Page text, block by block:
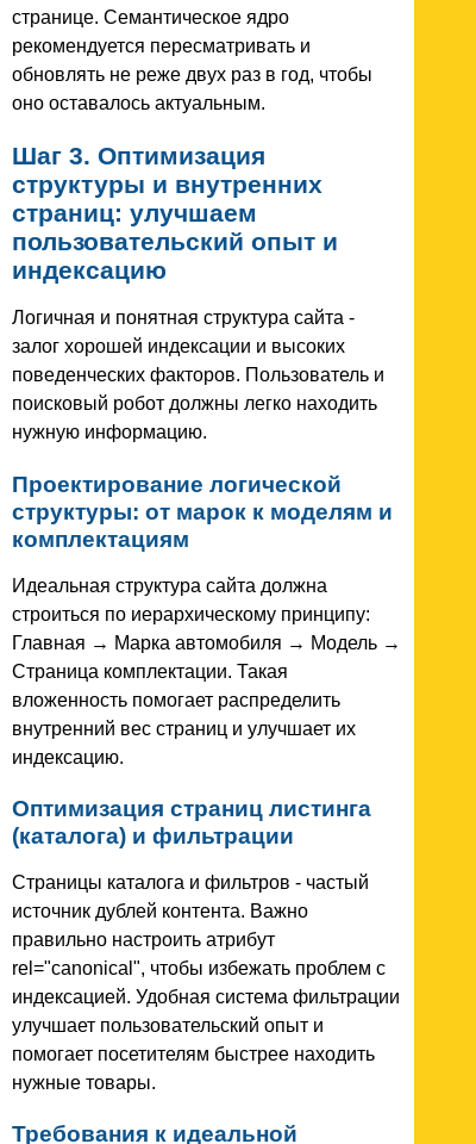
странице. Семантическое ядро
рекомендуется пересматривать и
обновлять не реже двух раз в год, чтобы
оно оставалось актуальным.
Шаг 3. Оптимизация
структуры и внутренних
страниц: улучшаем
пользовательский опыт и
индексацию
Логичная и понятная структура сайта -
залог хорошей индексации и высоких
поведенческих факторов. Пользователь и
поисковый робот должны легко находить
нужную информацию.
Проектирование логической
структуры: от марок к моделям и
комплектациям
Идеальная структура сайта должна
строиться по иерархическому принципу:
Главная → Марка автомобиля → Модель →
Страница комплектации. Такая
вложенность помогает распределить
внутренний вес страниц и улучшает их
индексацию.
Оптимизация страниц листинга
(каталога) и фильтрации
Страницы каталога и фильтров - частый
источник дублей контента. Важно
правильно настроить атрибут
rel="canonical", чтобы избежать проблем с
индексацией. Удобная система фильтрации
улучшает пользовательский опыт и
помогает посетителям быстрее находить
нужные товары.
Требования к идеальной